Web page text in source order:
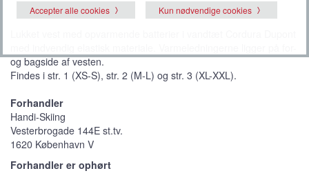
og bagside af vesten.
Findes i str. 1 (XS-S), str. 2 (M-L) og str. 3 (XL-XXL).
Forhandler
Handi-Skiing
Vesterbrogade 144E st.tv.
1620 København V
Forhandler er ophørt
Accepter alle cookies
Kun nødvendige cookies